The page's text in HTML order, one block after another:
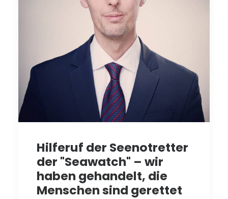
Hilferuf der Seenotretter
der "Seawatch" – wir
haben gehandelt, die
Menschen sind gerettet